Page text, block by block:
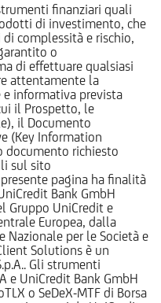
finanziari quali
di investimento, che
complessità e rischio,
o
di effettuare qualsiasi
attentamente la
informativa prevista
il Prospetto, le
il Documento
(Key Information
documento richiesto
sul sito
pagina ha finalità
Bank GmbH
Gruppo UniCredit e
Europea, dalla
Nazionale per le Società e
Solutions è un
Gli strumenti
e UniCredit Bank GmbH
o SeDeX-MTF di Borsa